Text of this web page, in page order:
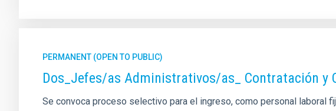
PERMANENT (OPEN TO PUBLIC)
Dos_Jefes/as Administrativos/as_ Contratación y
Se convoca proceso selectivo para el ingreso, como personal